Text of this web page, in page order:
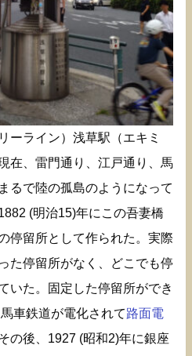
ーライン）浅草駅（エキミ
在、雷門通り、江戸通り、馬
るで陸の孤島のようになって
(明治15)年にこの吾妻橋
停留所として作られた。実際
た停留所がなく、どこでも停
いた。固定した停留所ができ
車鉄道が電化されて路面電
の後、1927 (昭和2)年に銀座